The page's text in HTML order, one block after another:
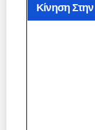
Κίνηση